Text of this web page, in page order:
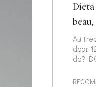
Au
doar
da?